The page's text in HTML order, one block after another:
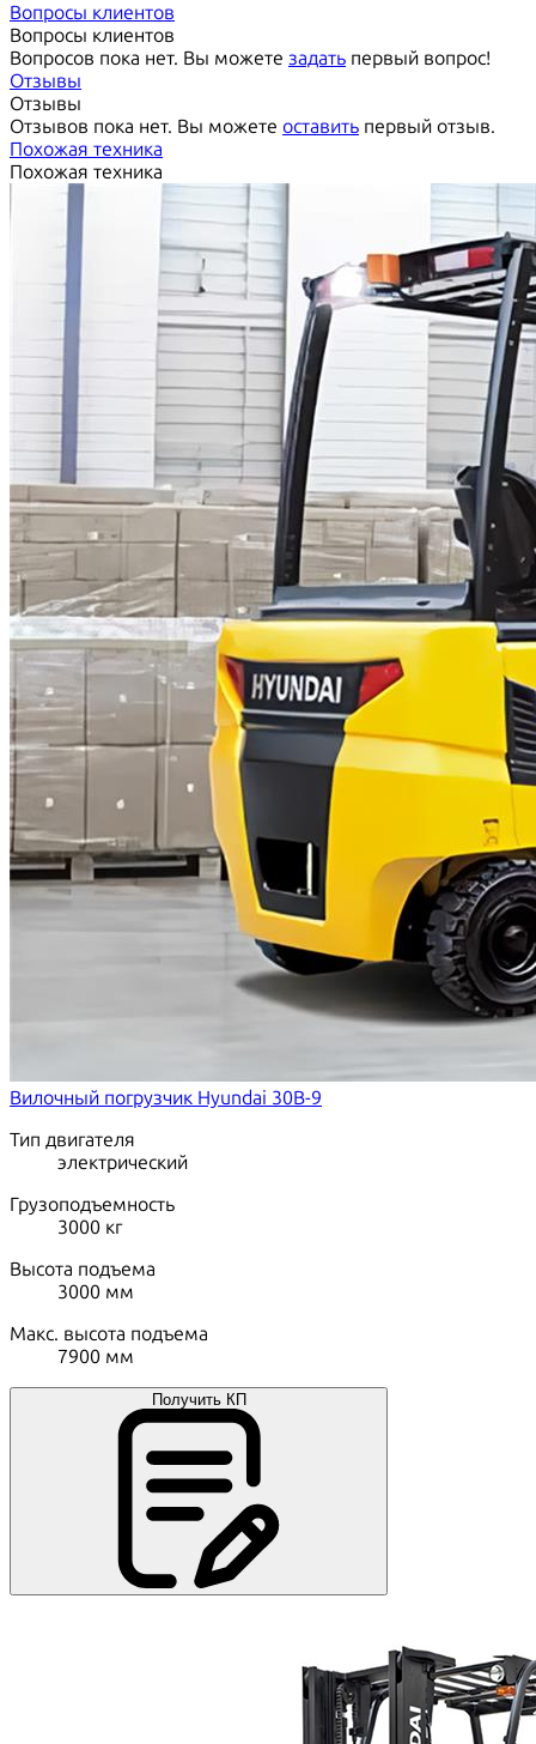
Вопросы клиентов
Вопросы клиентов
Вопросов пока нет. Вы можете задать первый вопрос!
Отзывы
Отзывы
Отзывов пока нет. Вы можете оставить первый отзыв.
Похожая техника
Похожая техника
Вилочный погрузчик Hyundai 30B-9
Тип двигателя
электрический
Грузоподъемность
3000 кг
Высота подъема
3000 мм
Макс. высота подъема
7900 мм
Получить КП